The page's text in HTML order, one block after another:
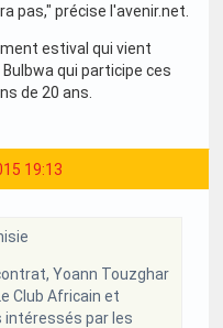
pas," précise l'avenir.net.
estival qui vient
qui participe ces
de 20 ans.
19:13
Yoann Touzghar
Club Africain et
intéressés par les